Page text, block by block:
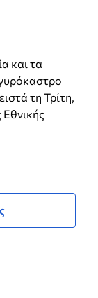
και τα
τη Τρίτη,